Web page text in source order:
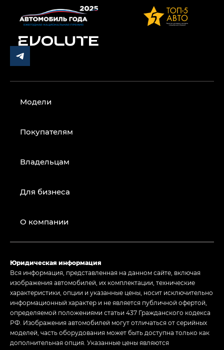
Модели
Покупателям
Владельцам
Для бизнеса
О компании
Юридическая информация
Вся информация, представленная на данном сайте, включая
изображения автомобилей, их комплектации, технические
характеристики, опции и указанные цены, носит исключительно
информационный характер и не является публичной офертой,
определяемой положениями статьи 437 Гражданского кодекса
РФ. Изображения автомобилей могут отличаться от серийных
моделей, часть оборудования может быть доступна только как
дополнительная опция. Указанные цены являются